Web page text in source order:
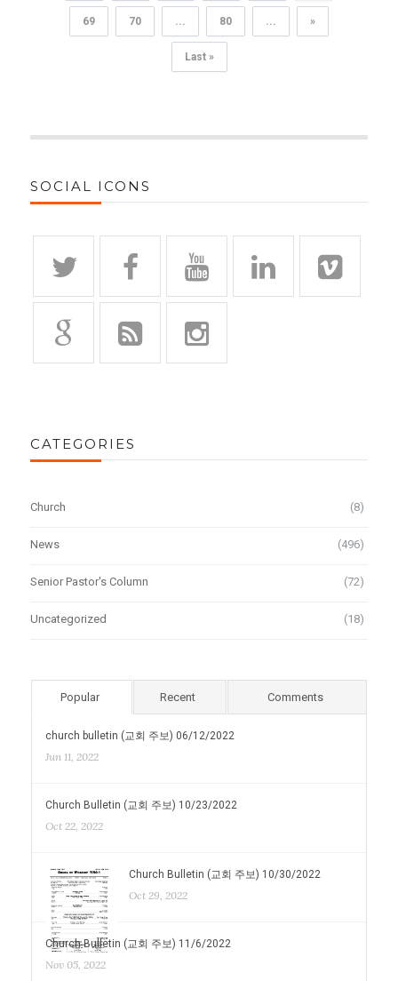
69 70 ... 80 ... »
Last »
SOCIAL ICONS
CATEGORIES
Church (8)
News (496)
Senior Pastor's Column (72)
Uncategorized (18)
Popular Recent Comments
church bulletin (교회 주보) 06/12/2022
Jun 11, 2022
Church Bulletin (교회 주보) 10/23/2022
Oct 22, 2022
Church Bulletin (교회 주보) 10/30/2022
Oct 29, 2022
Church Bulletin (교회 주보) 11/6/2022
Nov 05, 2022